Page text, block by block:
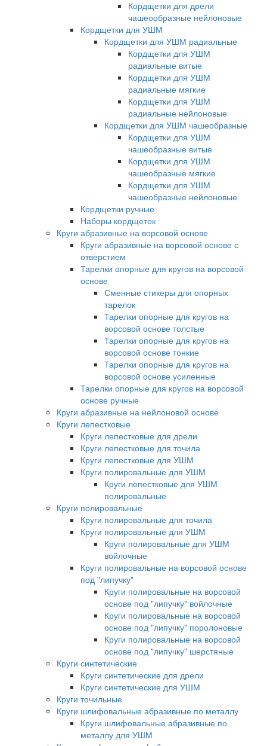
Кордщетки для дрели
чашеообразные нейлоновые
Кордщетки для УШМ
Кордщетки для УШМ радиальные
Кордщетки для УШМ
радиальные витые
Кордщетки для УШМ
радиальные мягкие
Кордщетки для УШМ
радиальные нейлоновые
Кордщетки для УШМ чашеобразные
Кордщетки для УШМ
чашеобразные витые
Кордщетки для УШМ
чашеобразные мягкие
Кордщетки для УШМ
чашеобразные нейлоновые
Кордщетки ручные
Наборы кордщеток
Круги абразивные на ворсовой основе
Круги абразивные на ворсовой основе с
отверстием
Тарелки опорные для кругов на ворсовой
основе
Сменные стикеры для опорных
тарелок
Тарелки опорные для кругов на
ворсовой основе толстые
Тарелки опорные для кругов на
ворсовой основе тонкие
Тарелки опорные для кругов на
ворсовой основе усиленные
Тарелки опорные для кругов на ворсовой
основе ручные
Круги абразивные на нейлоновой основе
Круги лепестковые
Круги лепестковые для дрели
Круги лепестковые для точила
Круги лепестковые для УШМ
Круги полировальные для УШМ
Круги лепестковые для УШМ
полировальные
Круги полировальные
Круги полировальные для точила
Круги полировальные для УШМ
Круги полировальные для УШМ
войлочные
Круги полировальные на ворсовой основе
под "липучку"
Круги полировальные на ворсовой
основе под "липучку" войлочные
Круги полировальные на ворсовой
основе под "липучку" поролоновые
Круги полировальные на ворсовой
основе под "липучку" шерстяные
Круги синтетические
Круги синтетические для дрели
Круги синтетические для УШМ
Круги точильные
Круги шлифовальные абразивные по металлу
Круги шлифовальные абразивные по
металлу для УШМ